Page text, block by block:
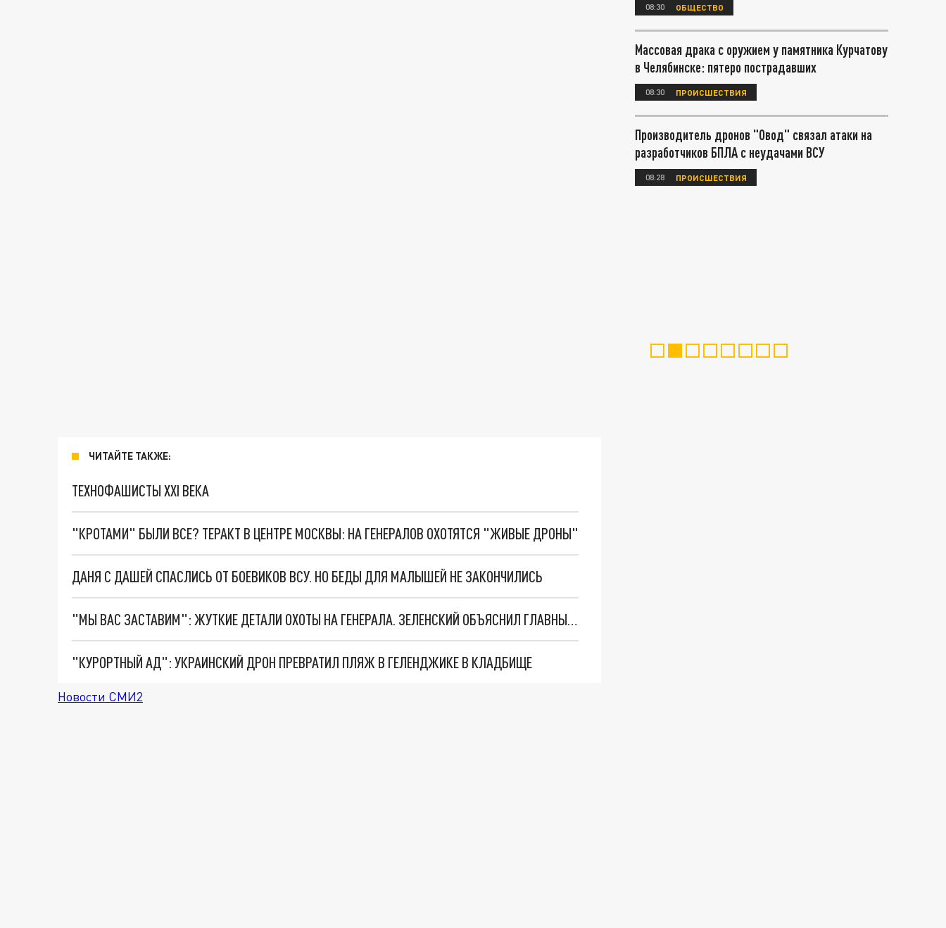
ЧИТАЙТЕ ТАКЖЕ:
ТЕХНОФАШИСТЫ XXI ВЕКА
"КРОТАМИ" БЫЛИ ВСЕ? ТЕРАКТ В ЦЕНТРЕ МОСКВЫ: НА ГЕНЕРАЛОВ ОХОТЯТСЯ "ЖИВЫЕ ДРОНЫ"
ДАНЯ С ДАШЕЙ СПАСЛИСЬ ОТ БОЕВИКОВ ВСУ. НО БЕДЫ ДЛЯ МАЛЫШЕЙ НЕ ЗАКОНЧИЛИСЬ
"МЫ ВАС ЗАСТАВИМ": ЖУТКИЕ ДЕТАЛИ ОХОТЫ НА ГЕНЕРАЛА. ЗЕЛЕНСКИЙ ОБЪЯСНИЛ ГЛАВНЫЙ СМЫСЛ ТЕРАКТА В ЦЕНТРЕ МОСКВЫ
"КУРОРТНЫЙ АД": УКРАИНСКИЙ ДРОН ПРЕВРАТИЛ ПЛЯЖ В ГЕЛЕНДЖИКЕ В КЛАДБИЩЕ
Новости СМИ2
08:30 ОБЩЕСТВО
Массовая драка с оружием у памятника Курчатову
в Челябинске: пятеро пострадавших
08:30 ПРОИСШЕСТВИЯ
Производитель дронов "Овод" связал атаки на
разработчиков БПЛА с неудачами ВСУ
08:28 ПРОИСШЕСТВИЯ